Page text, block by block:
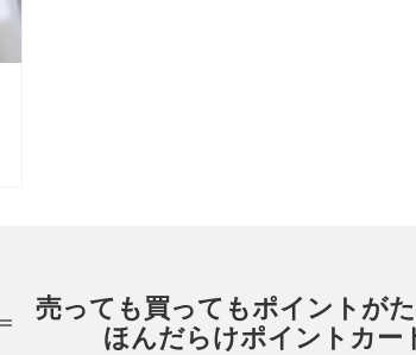
売っても買ってもポイントがた
ほんだらけポイントカー